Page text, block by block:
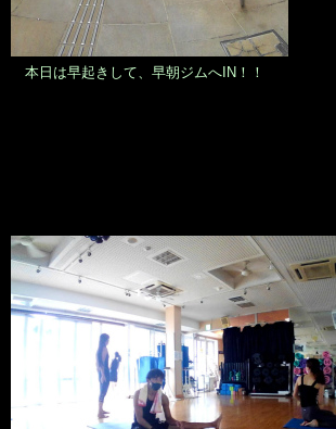
本日は早起きして、早朝ジムへIN！！